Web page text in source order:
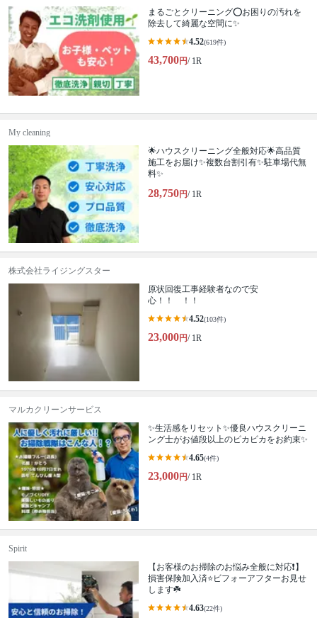
まるごとクリーニング⭕️お困りの汚れを
除去して綺麗な空間に✨
4.52(619件)
43,700円/ 1R
My cleaning
🌟ハウスクリーニング全般対応🌟高品質
施工をお届け✨複数台割引有✨駐車場代無
料✨
28,750円/ 1R
株式会社ライジングスター
原状回復工事経験者なので安
心！！ ！！
4.52(103件)
23,000円/ 1R
マルカクリーンサービス
✨生活感をリセット✨優良ハウスクリーニ
ング士がお値段以上のピカピカをお約束✨
4.65(4件)
23,000円/ 1R
Spirit
【お客様のお掃除のお悩み全般に対応❗️】
損害保険加入済⭐️ビフォーアフターお見せ
します☘️
4.63(22件)